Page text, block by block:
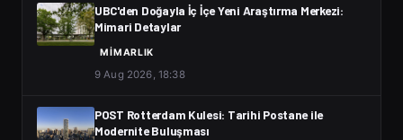
UBC'den Doğayla İç İçe Yeni Araştırma Merkezi:
Mimari Detaylar
MIMARLIK
9 Aug 2026, 18:38
POST Rotterdam Kulesi: Tarihi Postane ile
Modernite Buluşması